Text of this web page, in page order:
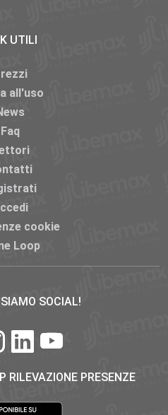
UTILI
all'uso
Faq
cookie
Loop
SOCIAL!
RILEVAZIONE PRESENZE